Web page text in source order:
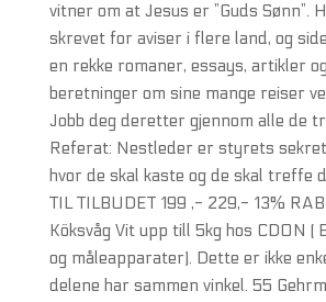
vitner om at Jesus er ”Guds Sønn”.
skrevet for aviser i flere land, og
en rekke romaner, essays, artikler
beretninger om sine mange reiser
Jobb deg deretter gjennom alle de
Referat: Nestleder er styrets
hvor de skal kaste og de skal treffe
TIL TILBUDET 199 ,- 229,- 13%
Köksvåg Vit upp till 5kg hos CDON (
og måleapparater). Dette er ikke
delene har sammen vinkel. 55